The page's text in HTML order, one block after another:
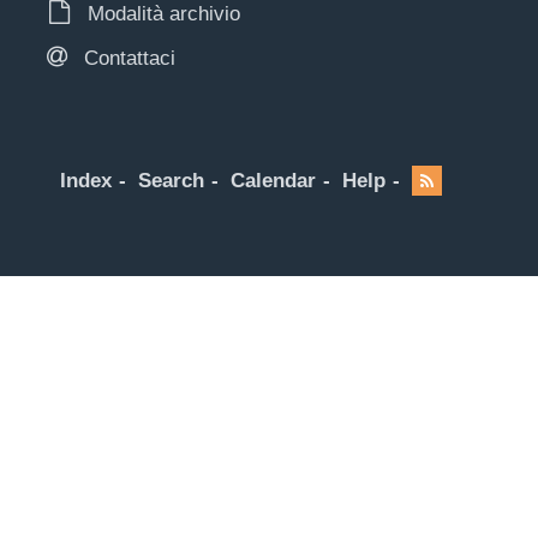
Modalità archivio
Contattaci
Index Search Calendar Help